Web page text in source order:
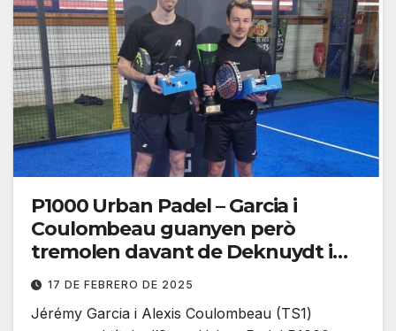
P1000 Urban Padel – Garcia i
Coulombeau guanyen però
tremolen davant de Deknuydt i
Houzeaux
17 DE FEBRERO DE 2025
Jérémy Garcia i Alexis Coulombeau (TS1)